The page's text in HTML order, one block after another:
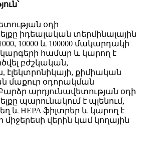
օդի
իդեալական տերմինալային
10000 և 100000 մակարդակի
համար և կարող է
բժշկական,
քիմիական
մաքուր օդորակման
արդյունավետության օդի
պարունակում է պլենում,
և HEPA ֆիլտրեր և կարող է
վերին կամ կողային